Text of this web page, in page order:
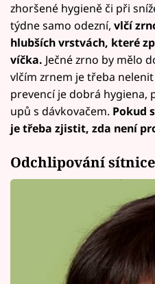
zhoršené hygieně či při
týdne samo odezní, vlčí
hlubších vrstvách, které
víčka. Ječné zrno by mělo
vlčím zrnem je třeba
prevencí je dobrá hygiena,
upů s dávkovačem. Pokud
je třeba zjistit, zda není
Odchlipování sítnice